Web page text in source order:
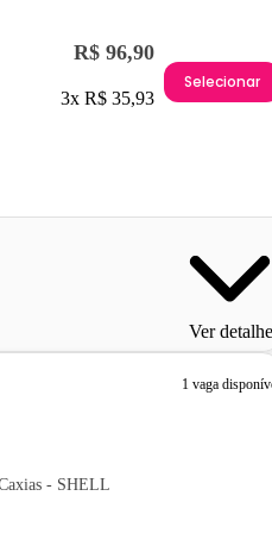
R$ 96,90
3x R$ 35,93
Selecionar
Ver
1 vaga
- SHELL